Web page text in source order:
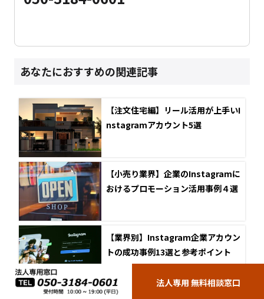
あなたにおすすめの関連記事
【注文住宅編】リール活用が上手いI
nstagramアカウント5選
【小売り業界】企業のInstagramに
おけるプロモーション活用事例４選
【業界別】Instagram企業アカウン
トの成功事例13選と参考ポイント
法人専用 無料相談窓口